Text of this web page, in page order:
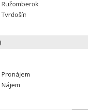
Ružomberok
Tvrdošín
Pronájem
Nájem